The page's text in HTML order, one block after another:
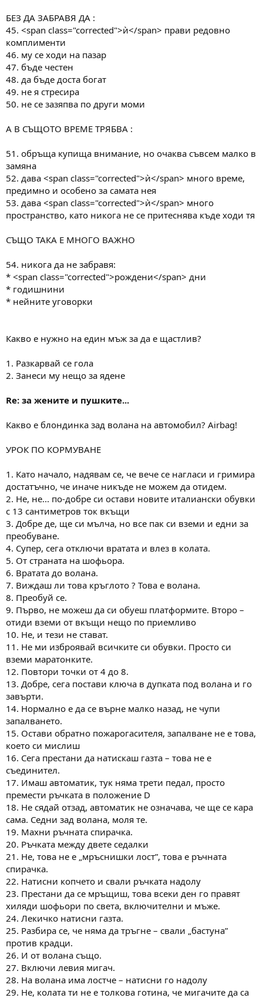
БЕЗ ДА ЗАБРАВЯ ДА :
45. <span class="corrected">ѝ</span> прави редовно
комплименти
46. му се ходи на пазар
47. бъде честен
48. да бъде доста богат
49. не я стресира
50. не се зазяпва по други моми
А В СЪЩОТО ВРЕМЕ ТРЯБВА :
51. обръща купища внимание, но очаква съвсем малко в
замяна
52. дава <span class="corrected">ѝ</span> много време,
предимно и особено за самата нея
53. дава <span class="corrected">ѝ</span> много
пространство, като никога не се притеснява къде ходи тя
СЪЩО ТАКА Е МНОГО ВАЖНО
54. никога да не забравя:
* <span class="corrected">рождени</span> дни
* годишнини
* нейните уговорки
Какво е нужно на един мъж за да е щастлив?
1. Разкарвай се гола
2. Занеси му нещо за ядене
Re: за жените и пушките...
Какво е блондинка зад волана на автомобил? Airbag!
УРОК ПО КОРМУВАНЕ
1. Като начало, надявам се, че вече се нагласи и гримира
достатъчно, че иначе никъде не можем да отидем.
2. Не, не... по-добре си остави новите италиански обувки
с 13 сантиметров ток вкъщи
3. Добре де, ще си мълча, но все пак си вземи и едни за
преобуване.
4. Супер, сега отключи вратата и влез в колата.
5. От страната на шофьора.
6. Вратата до волана.
7. Виждаш ли това кръглото ? Това е волана.
8. Преобуй се.
9. Първо, не можеш да си обуеш платформите. Второ –
отиди вземи от вкъщи нещо по приемливо
10. Не, и тези не стават.
11. Не ми изброявай всичките си обувки. Просто си
вземи маратонките.
12. Повтори точки от 4 до 8.
13. Добре, сега постави ключа в дупката под волана и го
завърти.
14. Нормално е да се върне малко назад, не чупи
запалването.
15. Остави обратно пожарогасителя, запалване не е това,
което си мислиш
16. Сега престани да натискаш газта – това не е
съединител.
17. Имаш автоматик, тук няма трети педал, просто
премести ръчката в положение D
18. Не сядай отзад, автоматик не означава, че ще се кара
сама. Седни зад волана, моля те.
19. Махни ръчната спирачка.
20. Ръчката между двете седалки
21. Не, това не е „мръснишки лост”, това е ръчната
спирачка.
22. Натисни копчето и свали ръчката надолу
23. Престани да се мръщиш, това всеки ден го правят
хиляди шофьори по света, включителни и мъже.
24. Лекичко натисни газта.
25. Разбира се, че няма да тръгне – свали „бастуна”
против крадци.
26. И от волана също.
27. Включи левия мигач.
28. На волана има лостче – натисни го надолу
29. Не, колата ти не е толкова готина, че мигачите да са